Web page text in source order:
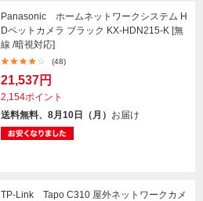
Panasonic ホームネットワークシステム H
Dペットカメラ ブラック KX-HDN215-K [無
線 /暗視対応]
(48)
21,537円
2,154ポイント
送料無料、8月10日（月） お届け
TP-Link Tapo C310 屋外ネットワークカメ